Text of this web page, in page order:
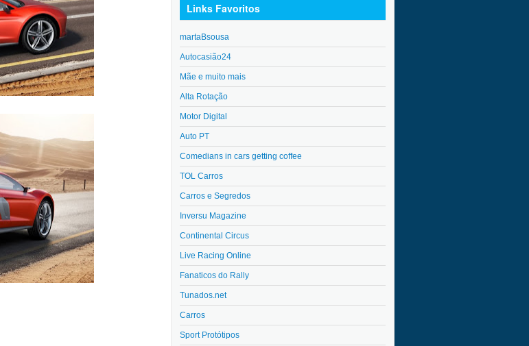
Links Favoritos
martaBsousa
Autocasião24
Mãe e muito mais
Alta Rotação
Motor Digital
Auto PT
Comedians in cars getting coffee
TOL Carros
Carros e Segredos
Inversu Magazine
Continental Circus
Live Racing Online
Fanaticos do Rally
Tunados.net
Carros
Sport Protótipos